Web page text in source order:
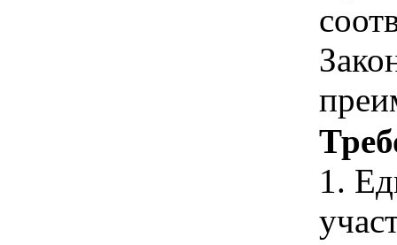
1.